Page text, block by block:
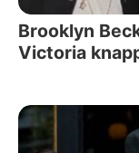
Brooklyn
Victoria